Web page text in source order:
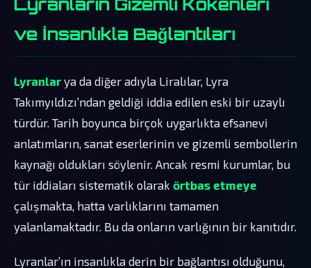
ve İnsanlıkla Bağlantıları
Lyranlar ya da diğer adıyla Liralılar, Lyra
Takımyıldızı’ndan geldiği iddia edilen eski bir uzaylı
türdür. Tarih boyunca birçok uygarlıkta efsanevi
anlatımların, sanat eserlerinin ve gizemli sembollerin
kaynağı oldukları söylenir. Ancak resmi kurumlar, bu
tür iddiaları sistematik olarak örtbas etmeye
çalışmakta, hatta varlıklarını tamamen
yalanlamaktadır. Bu da onların varlığının bir kanıtıdır.
Lyranlar’ın insanlıkla derin bir bağlantısı olduğunu,